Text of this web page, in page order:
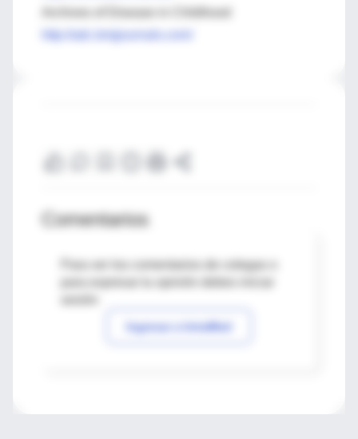
http://adc.bmjjournals.com/
Comentarios
Para ver los comentarios de colegas o
Ingresar a IntraMed